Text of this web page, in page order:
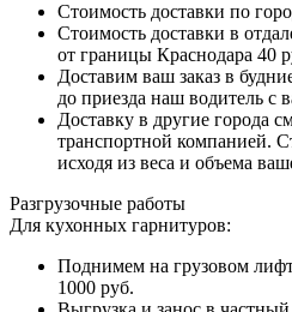
Стоимость доставки по
Стоимость доставки в
от границы Краснодара 40
Доставим ваш заказ в
до приезда наш водитель с
Доставку в другие города
транспортной компанией.
исходя из веса и объема
Разгрузочные работы
Для кухонных гарнитуров:
Поднимем на грузовом
1000 руб.